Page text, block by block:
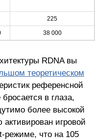
225
38 000
RDNA вы
теоретическом
референсной
в глаза,
более высокой
игровой
что на 105